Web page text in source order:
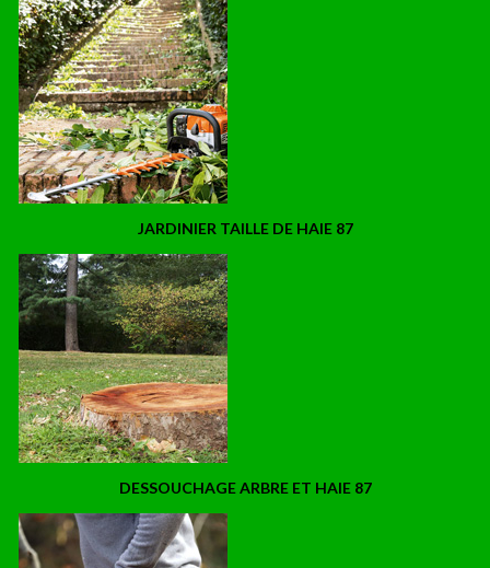
JARDINIER TAILLE DE HAIE 87
DESSOUCHAGE ARBRE ET HAIE 87